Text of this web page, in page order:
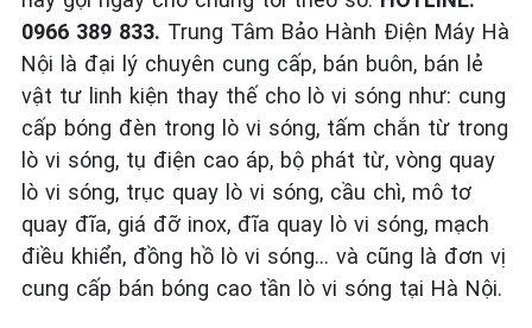
0966 389 833. Trung Tâm Bảo Hành Điện Máy Hà
Nội là đại lý chuyên cung cấp, bán buôn, bán lẻ
vật tư linh kiện thay thế cho lò vi sóng như: cung
cấp bóng đèn trong lò vi sóng, tấm chắn từ trong
lò vi sóng, tụ điện cao áp, bộ phát từ, vòng quay
lò vi sóng, trục quay lò vi sóng, cầu chì, mô tơ
quay đĩa, giá đỡ inox, đĩa quay lò vi sóng, mạch
điều khiển, đồng hồ lò vi sóng... và cũng là đơn vị
cung cấp bán bóng cao tần lò vi sóng tại Hà Nội.